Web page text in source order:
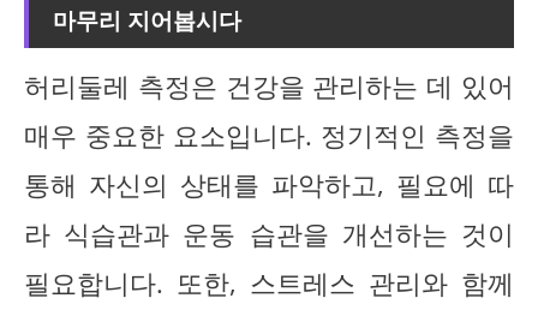
마무리 지어봅시다
허리둘레 측정은 건강을 관리하는 데 있어
매우 중요한 요소입니다. 정기적인 측정을
통해 자신의 상태를 파악하고, 필요에 따
라 식습관과 운동 습관을 개선하는 것이
필요합니다. 또한, 스트레스 관리와 함께